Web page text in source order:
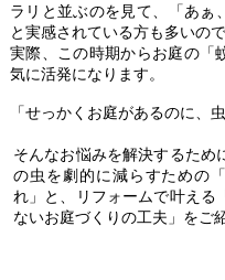
ラリと並ぶのを見て、「あ
と実感されている方も多いの
実際、この時期からお庭の「
気に活発になります。
「せっかくお庭があるのに、
そんなお悩みを解決するため
の虫を劇的に減らすための
れ」と、リフォームで叶える
ないお庭づくりの工夫」をご